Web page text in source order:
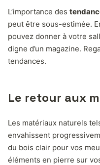
L’importance des
peut être sous-estimée.
pouvez donner à votre
digne d’un magazine.
tendances.
Le retour aux
Les matériaux naturels
envahissent
du bois clair pour vos
éléments en pierre sur